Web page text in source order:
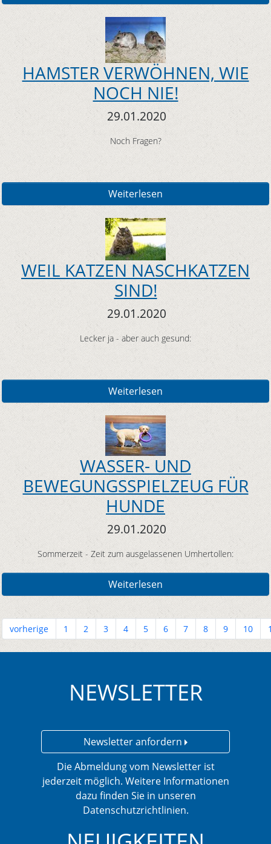
HAMSTER VERWÖHNEN, WIE
NOCH NIE!
29.01.2020
Noch Fragen?
Weiterlesen
WEIL KATZEN NASCHKATZEN
SIND!
29.01.2020
Lecker ja - aber auch gesund:
Weiterlesen
WASSER- UND
BEWEGUNGSSPIELZEUG FÜR
HUNDE
29.01.2020
Sommerzeit - Zeit zum ausgelassenen Umhertollen:
Weiterlesen
vorherige 1 2 3 4 5 6 7 8 9 10
NEWSLETTER
Newsletter anfordern
Die Abmeldung vom Newsletter ist
jederzeit möglich. Weitere Informationen
dazu finden Sie in unseren
Datenschutzrichtlinien.